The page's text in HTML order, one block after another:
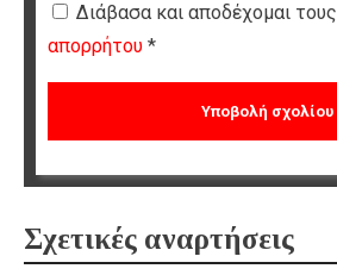
Διάβασα και αποδέχομαι τους
απορρήτου *
Σχετικές αναρτήσεις